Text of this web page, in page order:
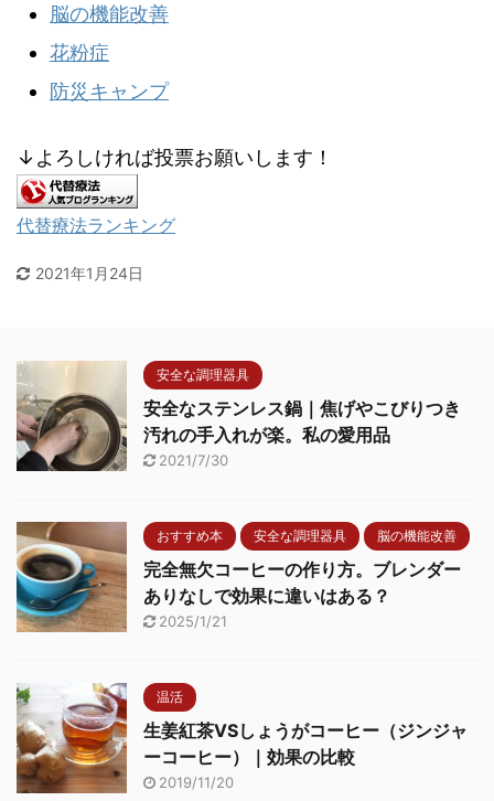
脳の機能改善
花粉症
防災キャンプ
↓よろしければ投票お願いします！
代替療法ランキング
2021年1月24日
安全な調理器具
安全なステンレス鍋｜焦げやこびりつき
汚れの手入れが楽。私の愛用品
2021/7/30
おすすめ本 安全な調理器具 脳の機能改善
完全無欠コーヒーの作り方。ブレンダー
ありなしで効果に違いはある？
2025/1/21
温活
生姜紅茶VSしょうがコーヒー（ジンジャ
ーコーヒー）｜効果の比較
2019/11/20